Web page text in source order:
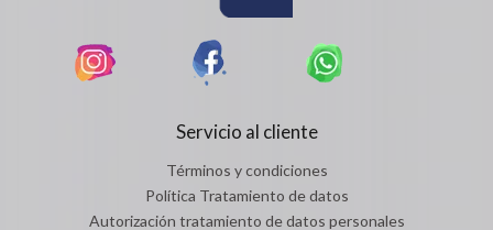
Servicio al cliente
Términos y condiciones
Política Tratamiento de datos
Autorización tratamiento de datos personales